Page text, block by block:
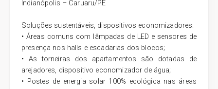
Indianópolis – Caruaru/PE
Soluções sustentáveis, dispositivos economizadores:
• Áreas comuns com lâmpadas de LED e sensores de
presença nos halls e escadarias dos blocos;
• As torneiras dos apartamentos são dotadas de
arejadores, dispositivo economizador de água;
• Postes de energia solar 100% ecológica nas áreas